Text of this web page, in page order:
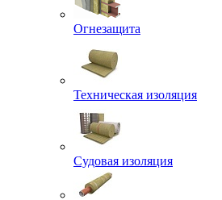
Огнезащита
Техническая изоляция
Судовая изоляция